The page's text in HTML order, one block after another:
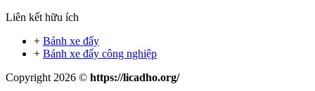
Liên kết hữu ích
+ Bánh xe đẩy
+ Bánh xe đẩy công nghiệp
Copyright 2026 © https://licadho.org/